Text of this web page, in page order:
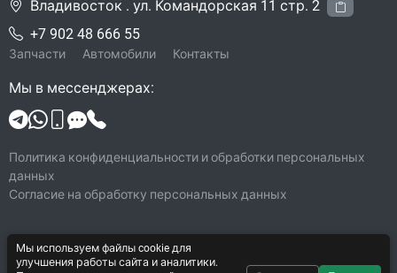
© 2026 Legacy-VL
Владивосток . ул. Командорская 11 стр. 2
+7 902 48 666 55
Запчасти Автомобили Контакты
Мы в мессенджерах:
Политика конфиденциальности и обработки персональных
данных
Согласие на обработку персональных данных
Мы используем файлы cookie для
улучшения работы сайта и аналитики.